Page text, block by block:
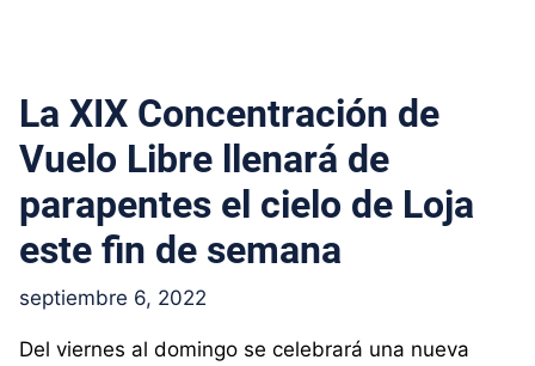
La XIX Concentración de
Vuelo Libre llenará de
parapentes el cielo de Loja
este fin de semana
septiembre 6, 2022
Del viernes al domingo se celebrará una nueva